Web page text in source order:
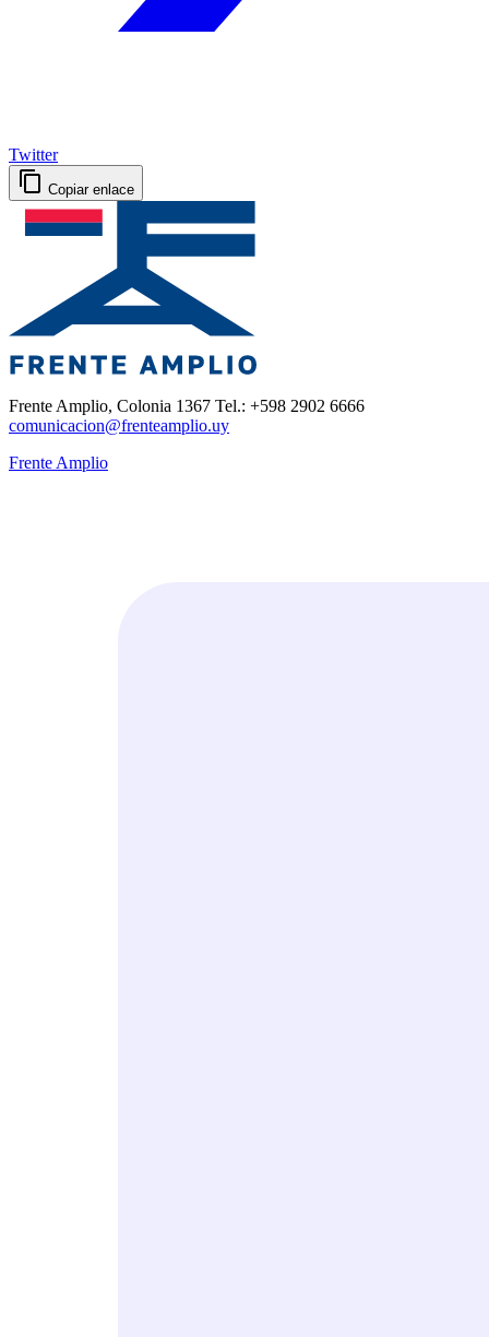
Twitter
Copiar enlace
Frente Amplio, Colonia 1367 Tel.: +598 2902 6666
comunicacion@frenteamplio.uy
Frente Amplio